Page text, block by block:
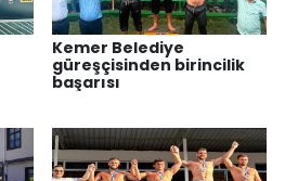
Kemer Belediye
güreşçisinden birincilik
başarısı